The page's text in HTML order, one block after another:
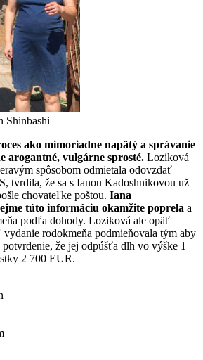
Shinbashi
ako mimoriadne napätý a správanie
arogantné, vulgárne sprosté. Loziková
spôsobom odmietala odovzdať
tvrdila, že sa s Ianou Kadoshnikovou už
chovateľke poštou. Iana
túto informáciu okamžite poprela a
podľa dohody. Loziková ale opäť
rodokmeňa podmieňovala tým aby
že jej odpúšťa dlh vo výške 1
2 700 EUR.